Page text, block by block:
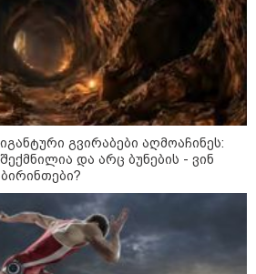
გვირაბები აღმოაჩინეს:
და არც ბუნების - ვინ